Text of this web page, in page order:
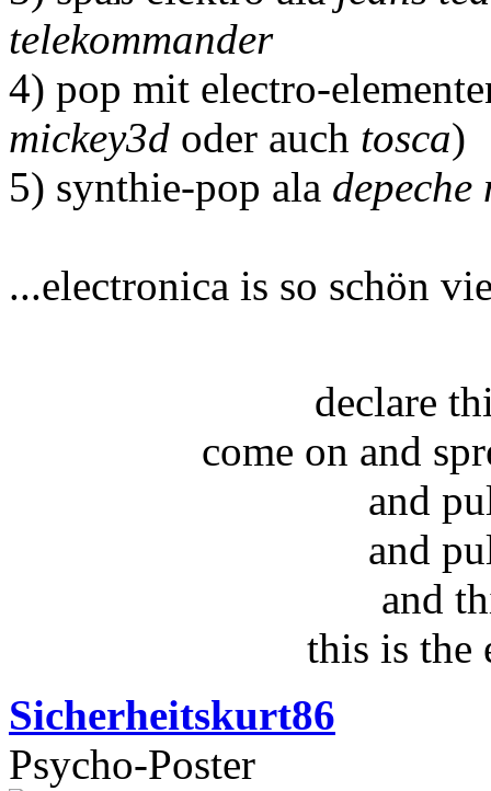
telekommander
4) pop mit electro-
mickey3d oder auch tosca)
5) synthie-pop ala depeche
...electronica is so schön
declare
come on and
and
and
and
this is the
Sicherheitskurt86
Psycho-Poster